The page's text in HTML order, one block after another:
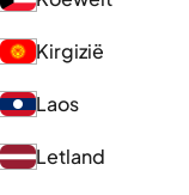
Kirgizië
Laos
Letland